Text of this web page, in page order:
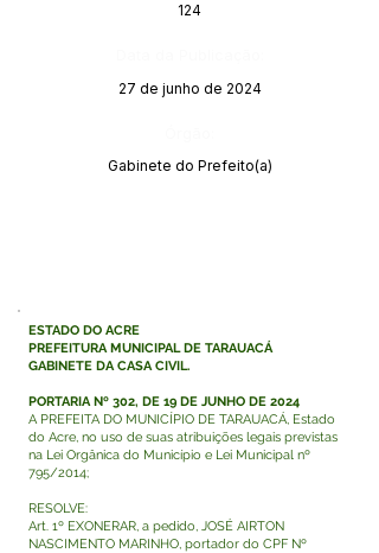
124
27 de junho de 2024
Gabinete do Prefeito(a)
ESTADO DO ACRE
PREFEITURA MUNICIPAL DE TARAUACÁ
GABINETE DA CASA CIVIL.
PORTARIA Nº 302, DE 19 DE JUNHO DE 2024
A PREFEITA DO MUNICÍPIO DE TARAUACÁ, Estado
do Acre, no uso de suas atribuições legais previstas
na Lei Orgânica do Município e Lei Municipal nº
795/2014;
RESOLVE:
Art. 1º EXONERAR, a pedido, JOSÉ AIRTON
NASCIMENTO MARINHO, portador do CPF Nº